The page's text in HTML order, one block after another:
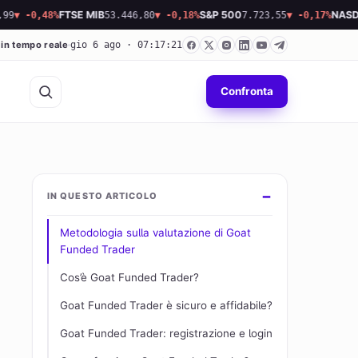
FTSE MIB53.446,80▼ -0,18% S&P 5007.723,55▼ -0,17% NASDAQ
tempo reale gio 6 ago · 07:17:22
Confronta
IN QUESTO ARTICOLO
Metodologia sulla valutazione di Goat
Funded Trader
Cos’è Goat Funded Trader?
Goat Funded Trader è sicuro e affidabile?
Goat Funded Trader: registrazione e login